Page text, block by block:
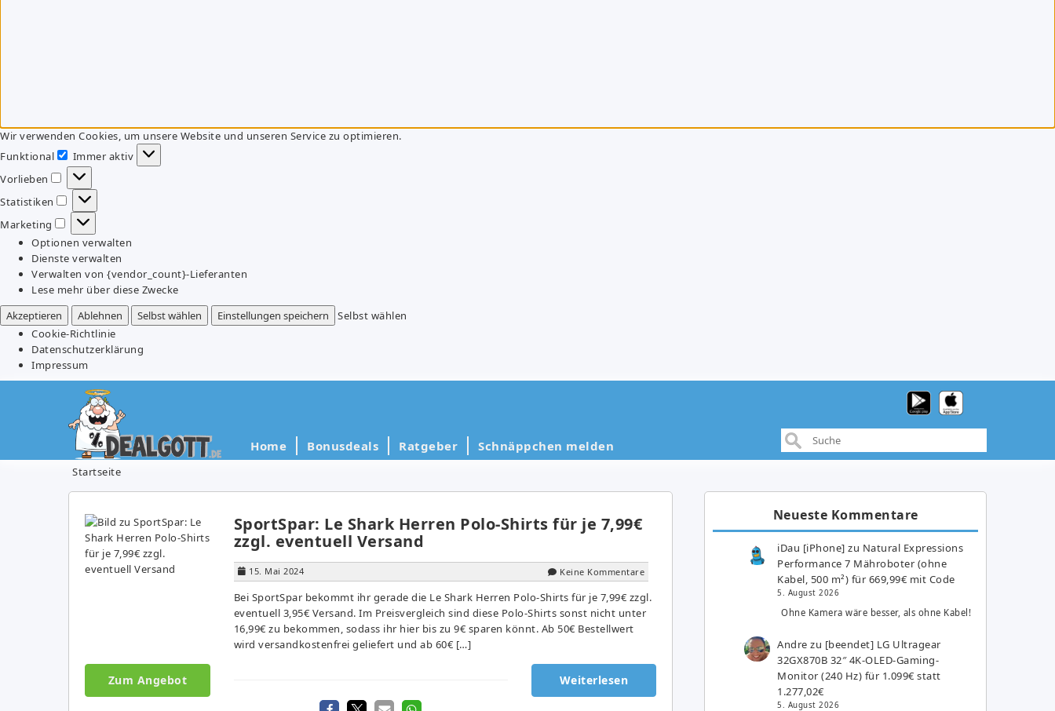
Wir verwenden Cookies, um unsere Website und unseren Service zu optimieren.
Funktional
Funktional
Immer aktiv
Vorlieben
Vorlieben
Statistiken
Statistiken
Marketing
Marketing
Optionen verwalten
Dienste verwalten
Verwalten von {vendor_count}-Lieferanten
Lese mehr über diese Zwecke
Akzeptieren
Ablehnen Selbst wählen Einstellungen speichern
Selbst wählen
Cookie-Richtlinie
Datenschutzerklärung
Impressum
Home Bonusdeals Ratgeber Schnäppchen melden
Startseite
SportSpar: Le Shark Herren Polo-Shirts für je 7,99€
zzgl. eventuell Versand
15. Mai 2024 Keine Kommentare
Bei SportSpar bekommt ihr gerade die Le Shark Herren Polo-Shirts für je 7,99€ zzgl.
eventuell 3,95€ Versand. Im Preisvergleich sind diese Polo-Shirts sonst nicht unter
16,99€ zu bekommen, sodass ihr hier bis zu 9€ sparen könnt. Ab 50€ Bestellwert
wird versandkostenfrei geliefert und ab 60€ […]
Zum Angebot Weiterlesen
Neueste Kommentare
iDau [iPhone] zu Natural Expressions
Performance 7 Mähroboter (ohne
Kabel, 500 m²) für 669,99€ mit Code
5. August 2026
Ohne Kamera wäre besser, als ohne Kabel!
Andre zu [beendet] LG Ultragear
32GX870B 32″ 4K-OLED-Gaming-
Monitor (240 Hz) für 1.099€ statt
1.277,02€
5. August 2026